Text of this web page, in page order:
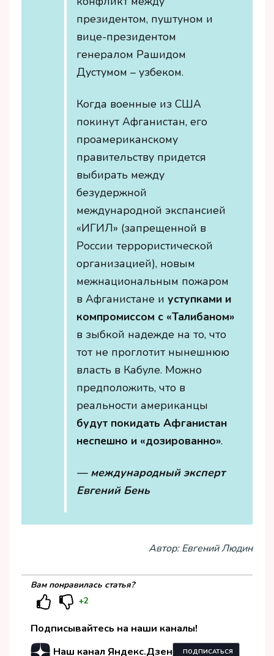
президентом, пуштуном и
вице-президентом
генералом Рашидом
Дустумом – узбеком.
Когда военные из США
покинут Афганистан, его
проамериканскому
правительству придется
выбирать между
безудержной
международной экспансией
«ИГИЛ» (запрещенной в
России террористической
организацией), новым
межнациональным пожаром
в Афганистане и уступками и
компромиссом с «Талибаном»
в зыбкой надежде на то, что
тот не проглотит нынешнюю
власть в Кабуле. Можно
предположить, что в
реальности американцы
будут покидать Афганистан
неспешно и «дозированно».
— международный эксперт
Евгений Бень
Автор: Евгений Людин
Вам понравилась статья?
+2
Подписывайтесь на наши каналы!
Наш канал Яндекс.Дзен
ПОДПИСАТЬСЯ